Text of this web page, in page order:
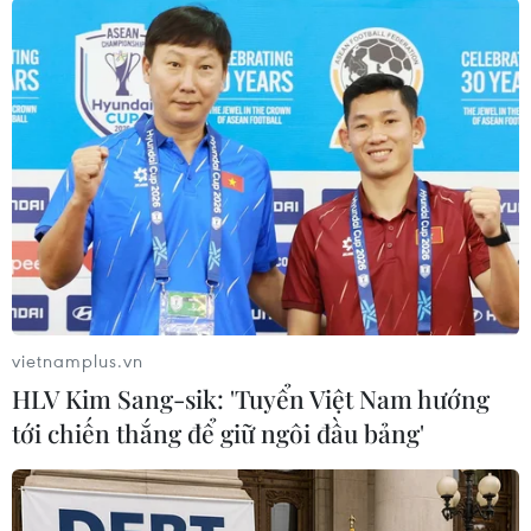
Trung tâm Báo tin động đất và
Cảnh báo sóng thần (Viện Các
khoa học Trái Đất, Viện Hàn lâm
Khoa học và Công nghệ Việt
Nam) xác định có cấp độ rủi ro
thiên tai là cấp 0.
(TTXVN/Vietnam+)
vietnamplus.vn
HLV Kim Sang-sik: 'Tuyển Việt Nam hướng
tới chiến thắng để giữ ngôi đầu bảng'